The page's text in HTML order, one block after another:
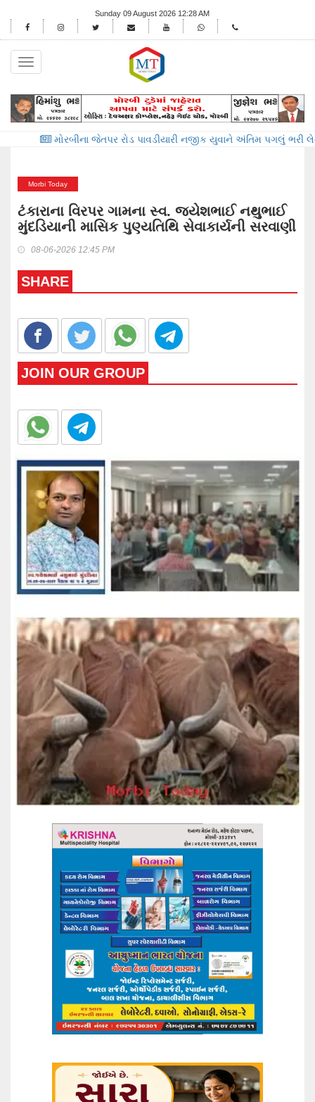
Sunday 09 August 2026 12:28 AM
Toggle
navigation
જેતપર રોડ પાવડીયારી નજીક યુવાને અંતિમ પગલું ભરી લેતા મોત
Morbi Today
ટંકારાના વિરપર ગામના સ્વ. જયેશભાઈ નથુભાઈ
મુંદડિયાની માસિક પુણ્યતિથિ સેવાકાર્યની સરવાણી
08-06-2026 12:45 PM
SHARE
JOIN OUR GROUP